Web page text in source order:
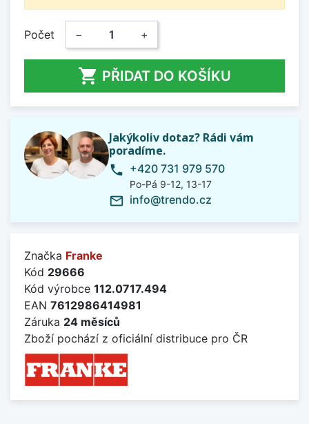
Počet − +
 PŘIDAT DO KOŠÍKU
Jakýkoliv dotaz? Rádi vám
poradíme.
phone +420 731 979 570
Po-Pá 9-12, 13-17
mail_outline info@trendo.cz
Značka Franke
Kód 29666
Kód výrobce 112.0717.494
EAN 7612986414981
Záruka 24 měsíců
Zboží pochází z oficiální distribuce pro ČR